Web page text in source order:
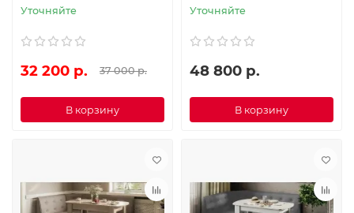
Уточняйте
32 200 р. 37 000 р.
В корзину
Уточняйте
48 800 р.
В корзину